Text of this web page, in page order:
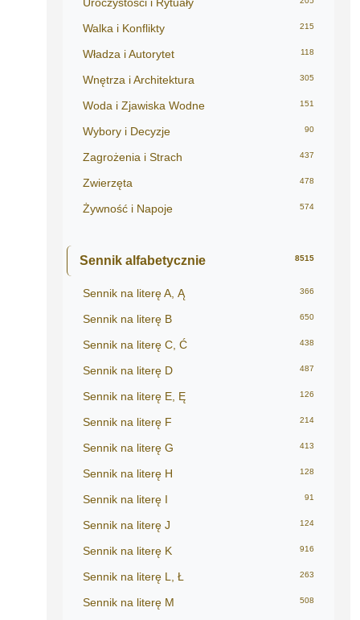
Walka i Konflikty 215
Władza i Autorytet 118
Wnętrza i Architektura 305
Woda i Zjawiska Wodne 151
Wybory i Decyzje 90
Zagrożenia i Strach 437
Zwierzęta 478
Żywność i Napoje 574
Sennik alfabetycznie 8515
Sennik na literę A, Ą 366
Sennik na literę B 650
Sennik na literę C, Ć 438
Sennik na literę D 487
Sennik na literę E, Ę 126
Sennik na literę F 214
Sennik na literę G 413
Sennik na literę H 128
Sennik na literę I 91
Sennik na literę J 124
Sennik na literę K 916
Sennik na literę L, Ł 263
Sennik na literę M 508